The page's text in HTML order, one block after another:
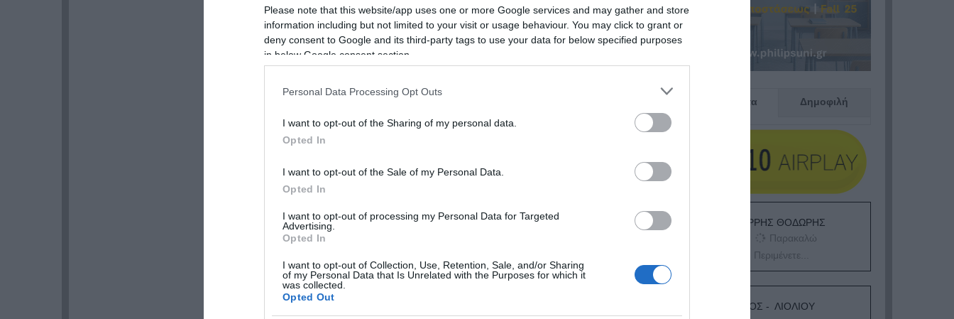
Please note that this website/app uses one or more Google services and may gather and store
information including but not limited to your visit or usage behaviour. You may click to grant or
deny consent to Google and its third-party tags to use your data for below specified purposes
in below Google consent section.
Personal Data Processing Opt Outs
I want to opt-out of the Sharing of my personal data.
Opted In
I want to opt-out of the Sale of my Personal Data.
Opted In
I want to opt-out of processing my Personal Data for Targeted
Advertising.
Opted In
I want to opt-out of Collection, Use, Retention, Sale, and/or Sharing
of my Personal Data that Is Unrelated with the Purposes for which it
was collected.
Opted Out
Πρόσφατα Δημοφιλή
ΕΙΠΕΣ – ΦΕΡΡΗΣ ΘΟΔΩΡΗΣ
Παρακαλώ
Περιμένετε...
ΛΟΓΑΡΙΑΣΜΟΣ - ΛΙΟΛΙΟΥ